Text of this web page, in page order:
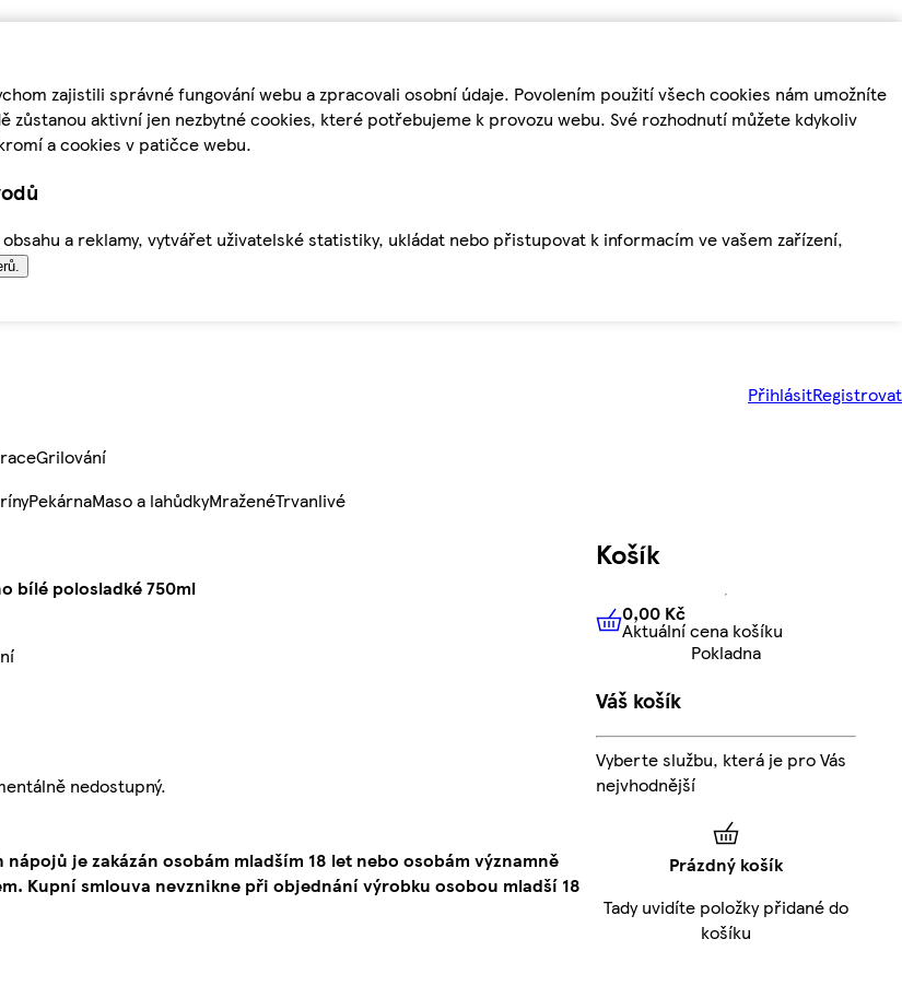
zajistili správné fungování webu a zpracovali osobní údaje. Povolením použití všech cookies nám umožníte
aktivní jen nezbytné cookies, které potřebujeme k provozu webu. Své rozhodnutí můžete kdykoliv
a cookies v patičce webu.
a reklamy, vytvářet uživatelské statistiky, ukládat nebo přistupovat k informacím ve vašem zařízení,
PřihlásitRegistrovat
Grilování
PekárnaMaso a lahůdkyMraženéTrvanlivé
bílé polosladké 750ml
nedostupný.
je zakázán osobám mladším 18 let nebo osobám významně
Kupní smlouva nevznikne při objednání výrobku osobou mladší 18
Košík
0,00 KčAktuální cena košíku
0,00 Kč
Aktuální cena košíku
Pokladna
Váš košík
Vyberte službu, která je pro Vás
nejvhodnější
Prázdný košík
Tady uvidíte položky přidané do
košíku